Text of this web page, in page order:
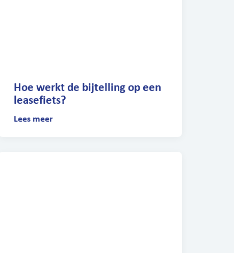
Hoe werkt de bijtelling op een
leasefiets?
Lees meer